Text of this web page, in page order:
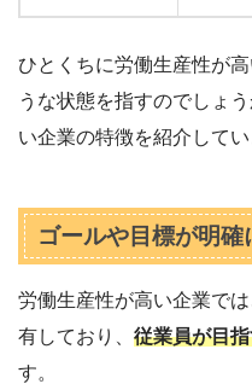
ひとくちに労働生産性が
うな状態を指すのでしょ
い企業の特徴を紹介してい
ゴールや目標が明
労働生産性が高い企業で
有しており、 従業員が目
す。